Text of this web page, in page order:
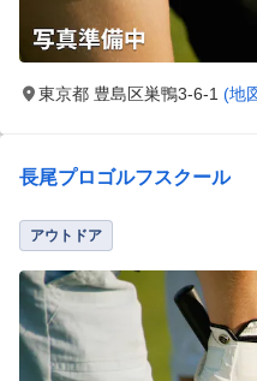
東京都 豊島区巣鴨3-6-1 (地
長尾プロゴルフスクール
アウトドア